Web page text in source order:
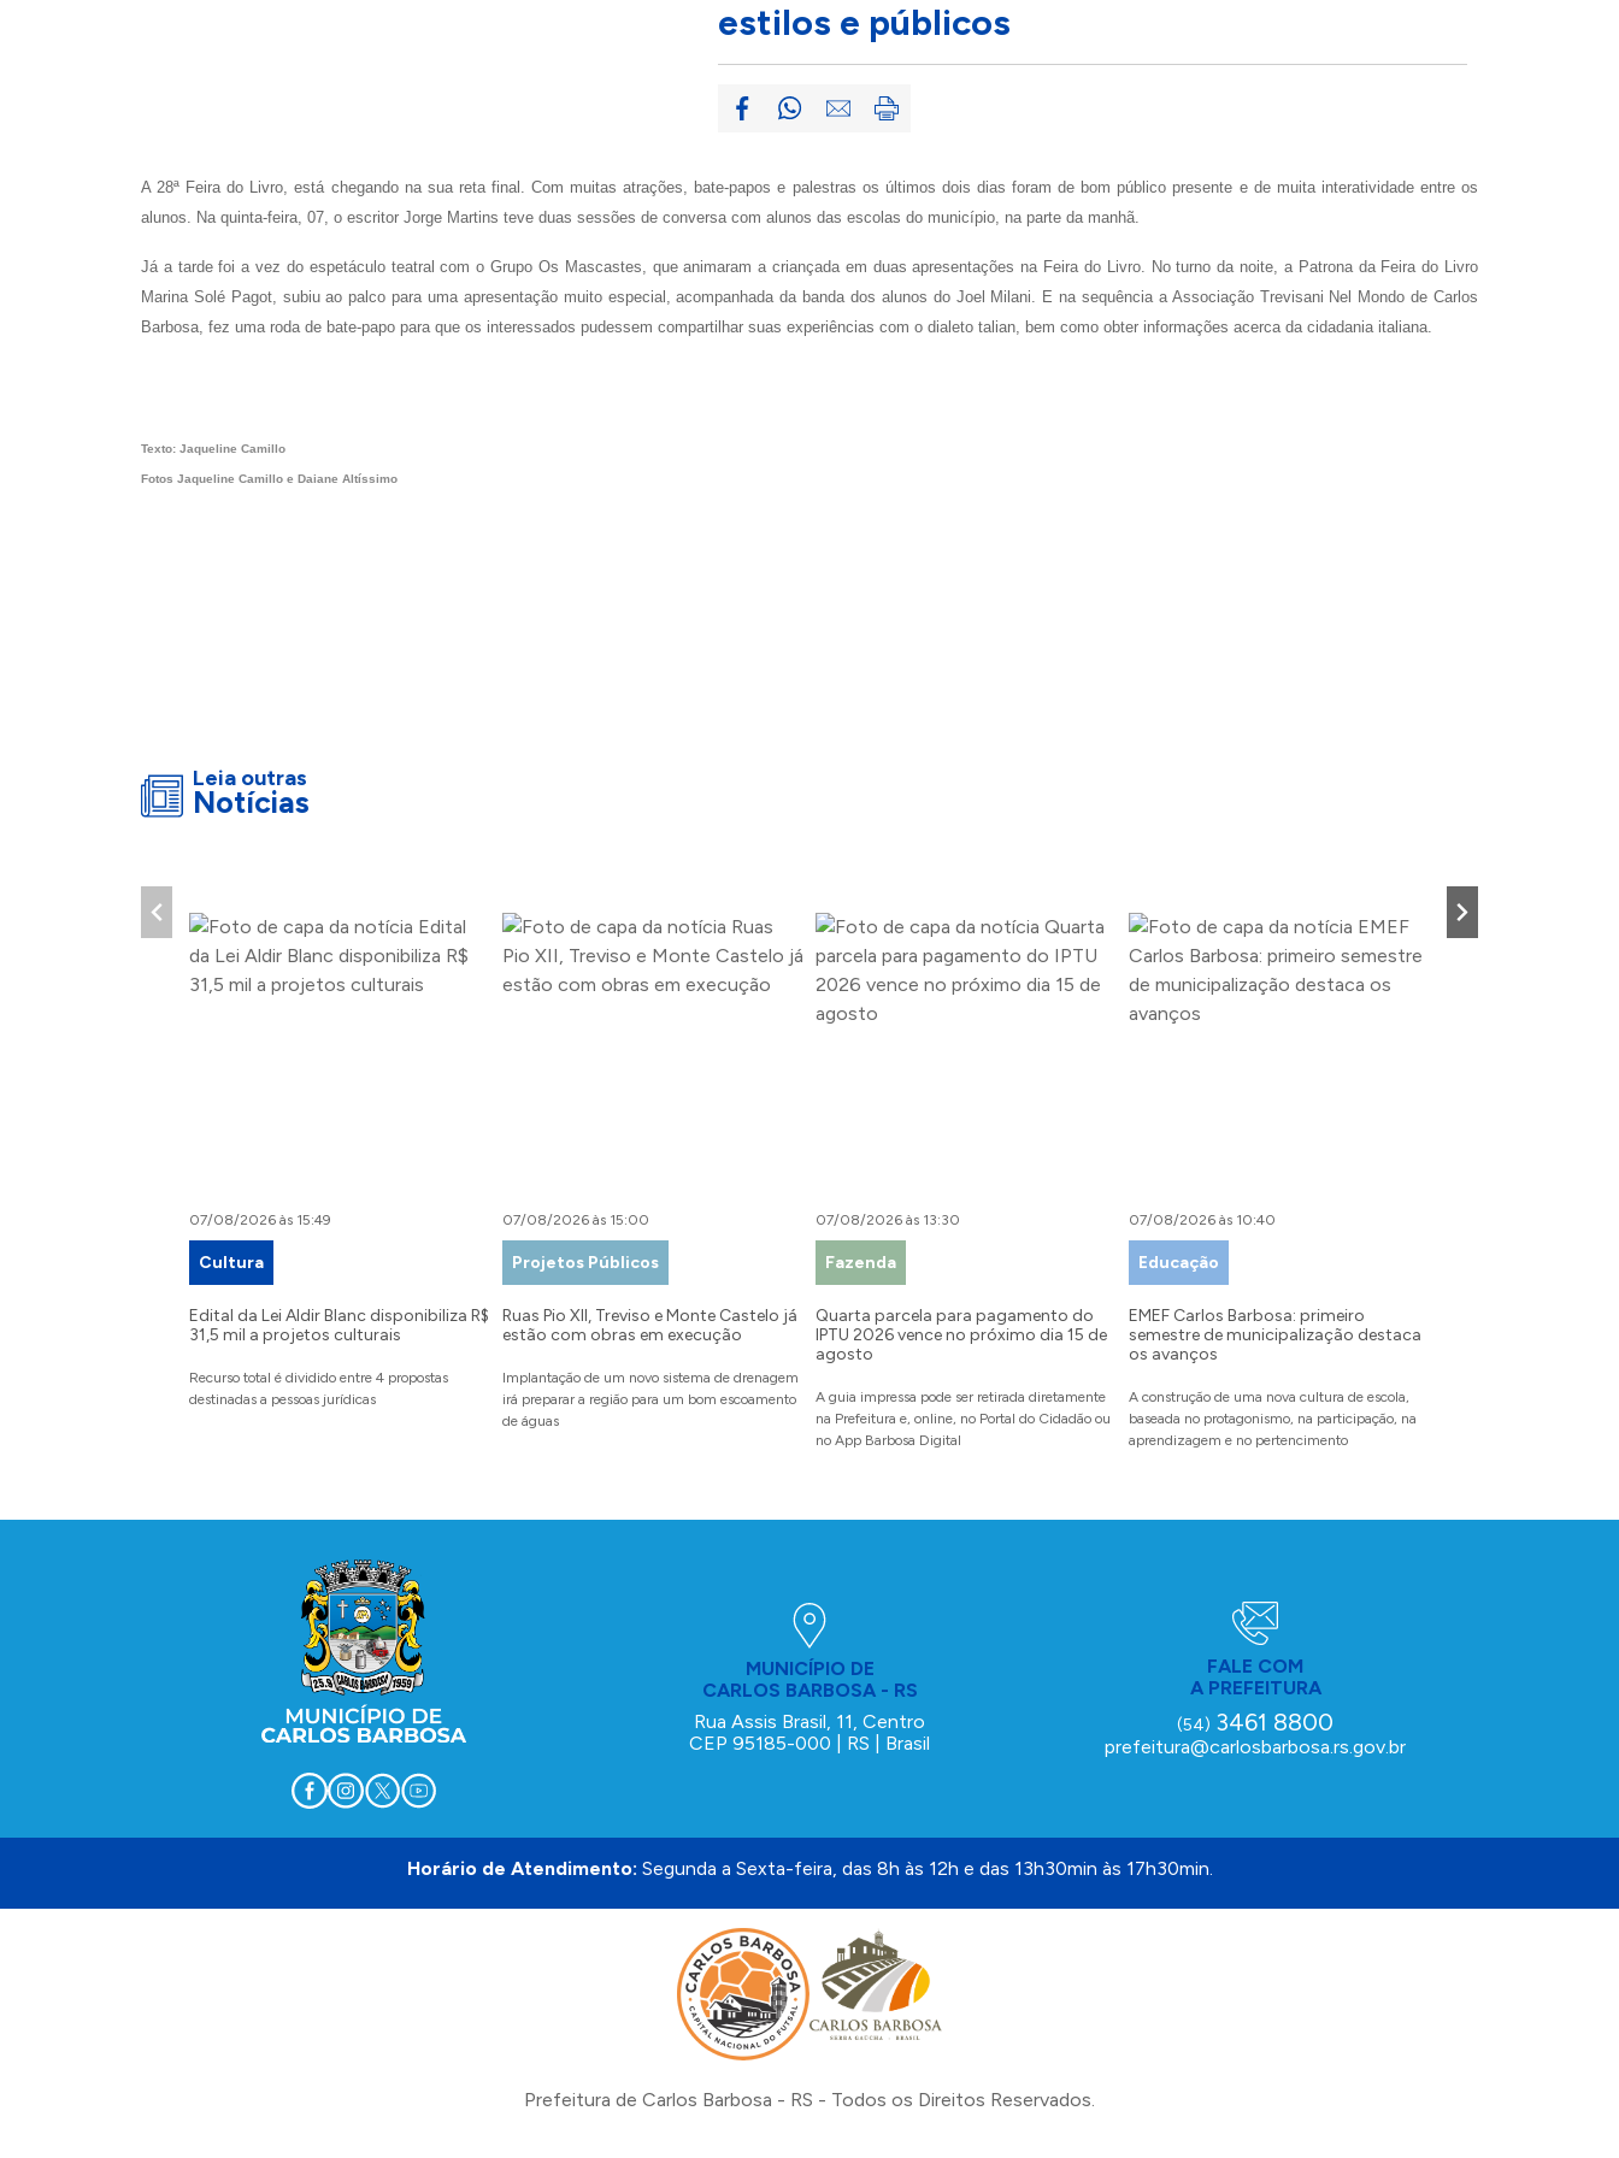
estilos e públicos
A 28ª Feira do Livro, está chegando na sua reta final. Com muitas atrações, bate-papos e palestras os últimos dois dias foram de bom público presente e de muita interatividade entre os
alunos. Na quinta-feira, 07, o escritor Jorge Martins teve duas sessões de conversa com alunos das escolas do município, na parte da manhã.
Já a tarde foi a vez do espetáculo teatral com o Grupo Os Mascastes, que animaram a criançada em duas apresentações na Feira do Livro. No turno da noite, a Patrona da Feira do Livro
Marina Solé Pagot, subiu ao palco para uma apresentação muito especial, acompanhada da banda dos alunos do Joel Milani. E na sequência a Associação Trevisani Nel Mondo de Carlos
Barbosa, fez uma roda de bate-papo para que os interessados pudessem compartilhar suas experiências com o dialeto talian, bem como obter informações acerca da cidadania italiana.
Texto: Jaqueline Camillo
Fotos Jaqueline Camillo e Daiane Altíssimo
Leia outras
Notícias
07/08/2026 às 15:49
Cultura
Edital da Lei Aldir Blanc disponibiliza R$
31,5 mil a projetos culturais
Recurso total é dividido entre 4 propostas
destinadas a pessoas jurídicas
07/08/2026 às 15:00
Projetos Públicos
Ruas Pio XII, Treviso e Monte Castelo já
estão com obras em execução
Implantação de um novo sistema de drenagem
irá preparar a região para um bom escoamento
de águas
07/08/2026 às 13:30
Fazenda
Quarta parcela para pagamento do
IPTU 2026 vence no próximo dia 15 de
agosto
A guia impressa pode ser retirada diretamente
na Prefeitura e, online, no Portal do Cidadão ou
no App Barbosa Digital
07/08/2026 às 10:40
Educação
EMEF Carlos Barbosa: primeiro
semestre de municipalização destaca
os avanços
A construção de uma nova cultura de escola,
baseada no protagonismo, na participação, na
aprendizagem e no pertencimento
MUNICÍPIO DE
CARLOS BARBOSA - RS
Rua Assis Brasil, 11, Centro
CEP 95185-000 | RS | Brasil
FALE COM
A PREFEITURA
(54) 3461 8800
prefeitura@carlosbarbosa.rs.gov.br
Horário de Atendimento: Segunda a Sexta-feira, das 8h às 12h e das 13h30min às 17h30min.
Prefeitura de Carlos Barbosa - RS - Todos os Direitos Reservados.